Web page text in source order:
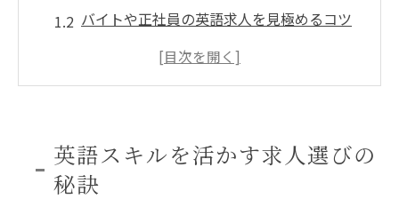
バイトや正社員の英語求人を見極めるコツ
求人広告に現れる英語スキル必須の傾向
採用現場で役立つ英語力アップ術
求人や採用現場で使える英語表現を習得
バイト面接で活かせるビジネス英語練習法
英語スキルを活かす求人選びの
秘訣